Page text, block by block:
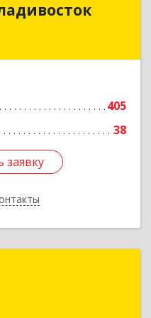
405
38
заявку
Владивосток г,
заявку
Владивосток г,